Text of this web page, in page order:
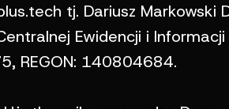
tj. Dariusz Markowski
Ewidencji i Informacji
REGON: 140804684.